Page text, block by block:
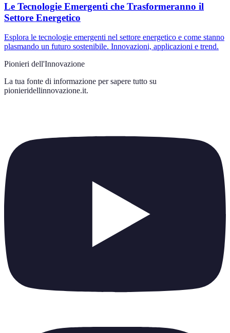
Le Tecnologie Emergenti che Trasformeranno il
Settore Energetico
Esplora le tecnologie emergenti nel settore energetico e come stanno
plasmando un futuro sostenibile. Innovazioni, applicazioni e trend.
Pionieri dell'Innovazione
La tua fonte di informazione per sapere tutto su
pionieridellinnovazione.it.